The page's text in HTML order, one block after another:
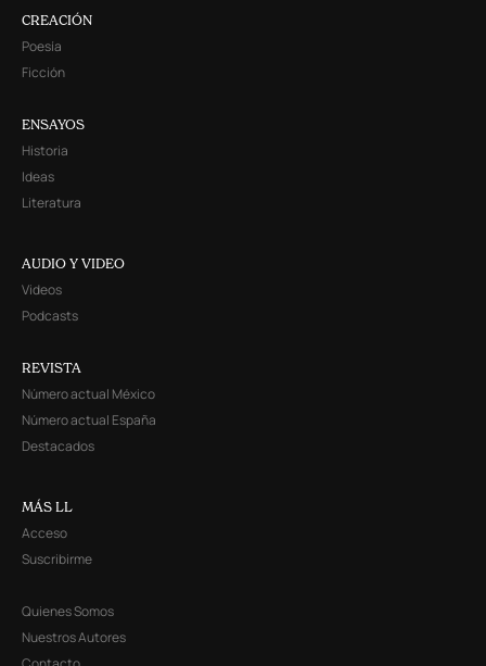
CREACIÓN
Poesía
Ficción
ENSAYOS
Historia
Ideas
Literatura
AUDIO Y VIDEO
Videos
Podcasts
REVISTA
Número actual México
Número actual España
Destacados
MÁS LL
Acceso
Suscribirme
Quienes Somos
Nuestros Autores